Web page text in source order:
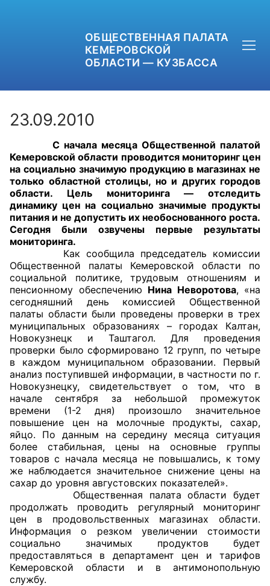
ОБЩЕСТВЕННАЯ ПАЛАТА
КЕМЕРОВСКОЙ
ОБЛАСТИ — КУЗБАССА
+7 (3842) 58-82-40
OPKO42@BK.RU
ОБРАТНАЯ СВЯЗЬ
Главная
Общественные советы
Общественные советы при территориальных
органах федеральных органов
исполнительной власти
Общественные советы по проведению
независимой оценки качества условий
оказания услуг
О Палате
Структура Палаты
Комиссии
Экспертный совет ОП КО
Совет ОП КО
23.09.2010
С начала месяца Общественной палатой
Кемеровской области проводится мониторинг цен
на социально значимую продукцию в магазинах не
только областной столицы, но и других городов
области. Цель мониторинга — отследить
динамику цен на социально значимые продукты
питания и не допустить их необоснованного роста.
Сегодня были озвучены первые результаты
мониторинга.
Как сообщила председатель комиссии
Общественной палаты Кемеровской области по
социальной политике, трудовым отношениям и
пенсионному обеспечению Нина Неворотова, «на
сегодняшний день комиссией Общественной
палаты области были проведены проверки в трех
муниципальных образованиях – городах Калтан,
Новокузнецк и Таштагол. Для проведения
проверки было сформировано 12 групп, по четыре
в каждом муниципальном образовании. Первый
анализ поступившей информации, в частности по г.
Новокузнецку, свидетельствует о том, что в
начале сентября за небольшой промежуток
времени (1-2 дня) произошло значительное
повышение цен на молочные продукты, сахар,
яйцо. По данным на середину месяца ситуация
более стабильная, цены на основные группы
товаров с начала месяца не повышались, к тому
же наблюдается значительное снижение цены на
сахар до уровня августовских показателей».
Общественная палата области будет
продолжать проводить регулярный мониторинг
цен в продовольственных магазинах области.
Информация о резком увеличении стоимости
социально значимых продуктов будет
предоставляться в департамент цен и тарифов
Кемеровской области и в антимонопольную
службу.